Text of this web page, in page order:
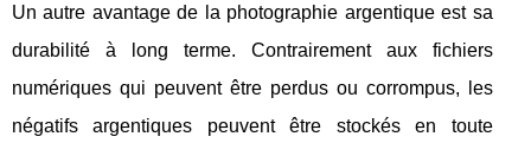
Un autre avantage de la photographie argentique est sa
durabilité à long terme. Contrairement aux fichiers
numériques qui peuvent être perdus ou corrompus, les
négatifs argentiques peuvent être stockés en toute